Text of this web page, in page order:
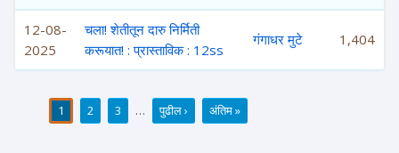
12-08-
2025
चला! शेतीतून दारु निर्मिती
करूयात! : प्रास्ताविक : 12ss
गंगाधर मुटे 1,404
1 2 3 … पुढील › अंतिम »